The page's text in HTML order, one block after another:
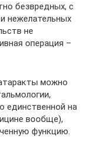
безвредных, с
нежелательных
не
операция –
можно
единственной на
вообще),
функцию.